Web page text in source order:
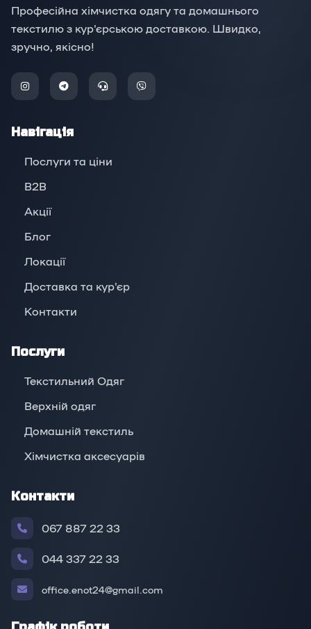
Професійна хімчистка одягу та домашнього
текстилю з кур'єрською доставкою. Швидко,
зручно, якісно!
Навігація
Послуги та ціни
B2B
Акції
Блог
Локації
Доставка та кур'єр
Контакти
Послуги
Текстильний Одяг
Верхній oдяг
Домашній текстиль
Хімчистка аксесуарів
Контакти
067 887 22 33
044 337 22 33
office.enot24@gmail.com